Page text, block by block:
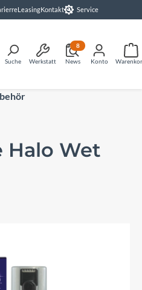
LeasingKontakt Service
Suche Werkstatt News
8
Konto
Halo Wet